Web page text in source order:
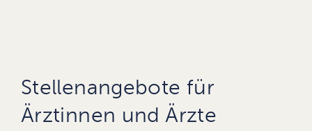
Stellenangebote für
Ärztinnen und Ärzte